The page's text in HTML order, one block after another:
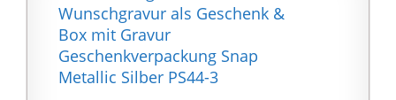
und volle Strichstärke
dank
Spitzentechnologie.
Nachfüllbar mit Pelikan
Erase 2.0, weniger
Wunschgravur als Geschenk &
Box mit Gravur
Geschenkverpackung Snap
Metallic Silber PS44-3